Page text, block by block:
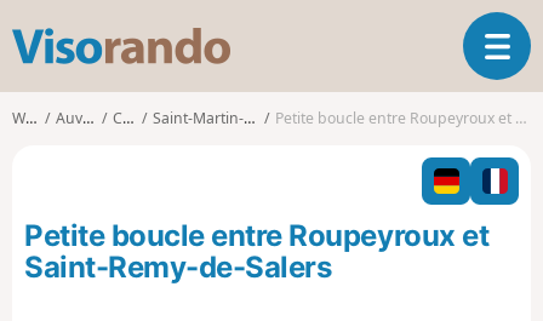
s
o
o
T
o
l
n
Walks Auvergne Cantal Saint-Martin-Valmeroux Petite boucle entre Roupeyroux et Saint-Remy-de-Salers
Petite boucle entre Roupeyroux et
Saint-Remy-de-Salers